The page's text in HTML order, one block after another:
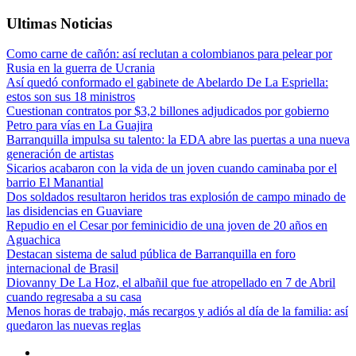
Ultimas Noticias
Como carne de cañón: así reclutan a colombianos para pelear por
Rusia en la guerra de Ucrania
Así quedó conformado el gabinete de Abelardo De La Espriella:
estos son sus 18 ministros
Cuestionan contratos por $3,2 billones adjudicados por gobierno
Petro para vías en La Guajira
Barranquilla impulsa su talento: la EDA abre las puertas a una nueva
generación de artistas
Sicarios acabaron con la vida de un joven cuando caminaba por el
barrio El Manantial
Dos soldados resultaron heridos tras explosión de campo minado de
las disidencias en Guaviare
Repudio en el Cesar por feminicidio de una joven de 20 años en
Aguachica
Destacan sistema de salud pública de Barranquilla en foro
internacional de Brasil
Diovanny De La Hoz, el albañil que fue atropellado en 7 de Abril
cuando regresaba a su casa
Menos horas de trabajo, más recargos y adiós al día de la familia: así
quedaron las nuevas reglas